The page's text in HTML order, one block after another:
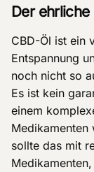
Der ehrliche
CBD-Öl ist ein
Entspannung
noch nicht so
Es ist kein
einem
Medikamenten
sollte das mit